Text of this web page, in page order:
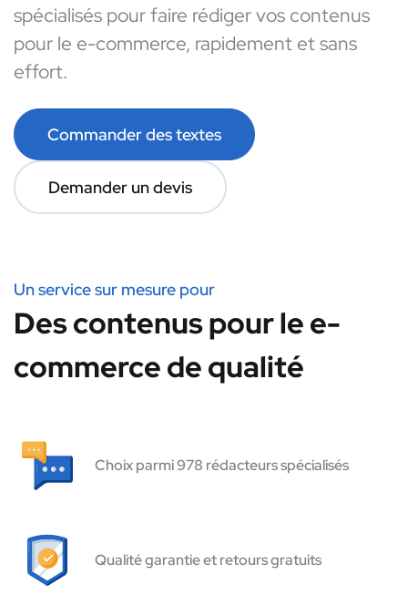
spécialisés pour faire rédiger vos contenus
pour le e-commerce, rapidement et sans
effort.
Commander des textes
Demander un devis
Un service sur mesure pour
Des contenus pour le e-
commerce de qualité
Choix parmi 978 rédacteurs spécialisés
Qualité garantie et retours gratuits